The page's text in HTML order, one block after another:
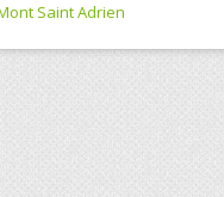
Saint Adrien